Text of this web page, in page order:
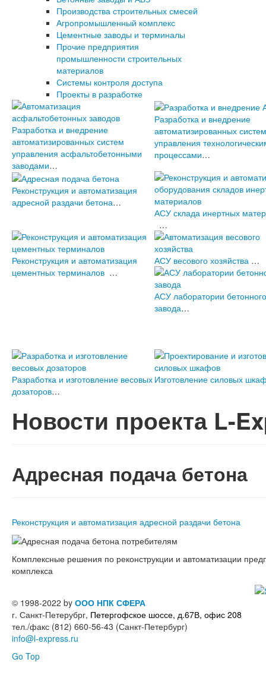
Производства строительных смесей
Агропромышленный комплекс
Цементные заводы и терминалы
Прочие предприятия
промышленности строительных
материалов
Системы контроля доступа
Проекты в разработке
Разработка и внедрение
автоматизированных систем
управления асфальтобетонными
заводами…
Разработка и внедрение
автоматизированных систем
управления
процессами…
Реконструкция и автоматизация
адресной раздачи бетона…
АСУ склада инертных
…
Реконструкция и автоматизация
цементных терминалов …
АСУ весового хозяйства …
АСУ лаборатории бетонного
завода…
Разработка и изготовление весовых
дозаторов…
Изготовление силовых
Новости проекта L-
Адресная подача бетона
Реконструкция и автоматизация адресной раздачи бетона
Комплексные решения по реконструкции и автоматизации
комплекса
© 1998-2022 by ООО НПК СФЕРА
г. Санкт-Петерубрг, Петергофское шоссе, д.67В, офис 208
тел./факс (812) 660-56-43 (Санкт-Петербург)
info@l-express.ru
Go Top